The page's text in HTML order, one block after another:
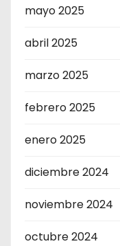
mayo 2025
abril 2025
marzo 2025
febrero 2025
enero 2025
diciembre 2024
noviembre 2024
octubre 2024